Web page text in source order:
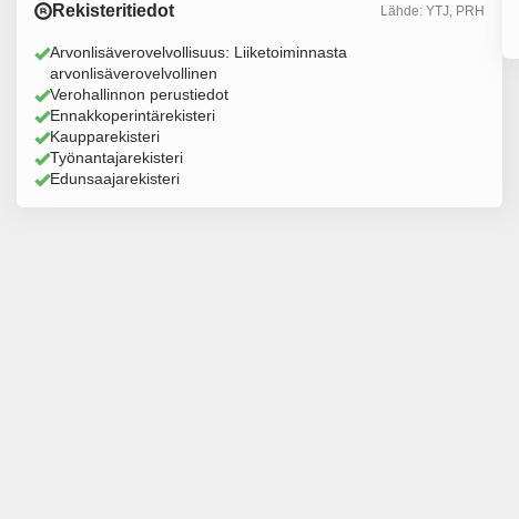
Rekisteritiedot Lähde: YTJ, PRH
Arvonlisäverovelvollisuus: Liiketoiminnasta
arvonlisäverovelvollinen
Verohallinnon perustiedot
Ennakkoperintärekisteri
Kaupparekisteri
Työnantajarekisteri
Edunsaajarekisteri